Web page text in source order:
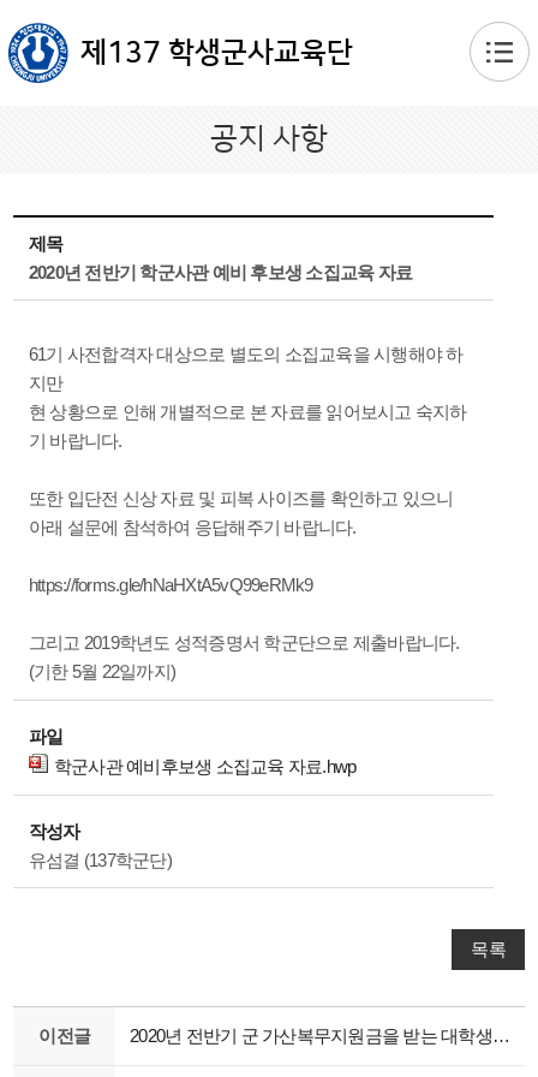
제137 학생군사교육단
공지 사항
제목
2020년 전반기 학군사관 예비 후보생 소집교육 자료
61기 사전합격자 대상으로 별도의 소집교육을 시행해야 하
지만
현 상황으로 인해 개별적으로 본 자료를 읽어보시고 숙지하
기 바랍니다.
또한 입단전 신상 자료 및 피복 사이즈를 확인하고 있으니
아래 설문에 참석하여 응답해주기 바랍니다.
https://forms.gle/hNaHXtA5vQ99eRMk9
그리고 2019학년도 성적증명서 학군단으로 제출바랍니다.
(기한 5월 22일까지)
파일
학군사관 예비후보생 소집교육 자료.hwp
작성자
유섬결 (137학군단)
목록
이전글 2020년 전반기 군 가산복무지원금을 받는 대학생 소집교육 자료